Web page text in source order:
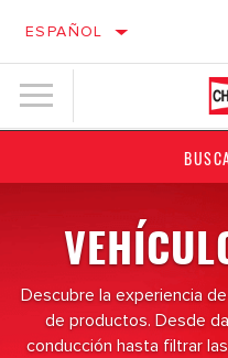
ESPAÑOL
Descubre la experiencia
de productos. Desde
conducción hasta filtrar